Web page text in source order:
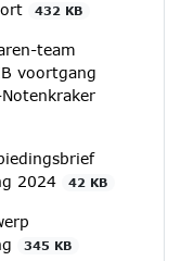
432 KB
team
voortgang
2024
42 KB
345 KB